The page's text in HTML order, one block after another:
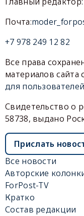
Почта:
+7 978 249 12 82
Все права
материалов сайта
для
Свидетельство о
58738, выдано
Прислать
Все новости
Авторские
ForPost-TV
Кратко
Состав редакции